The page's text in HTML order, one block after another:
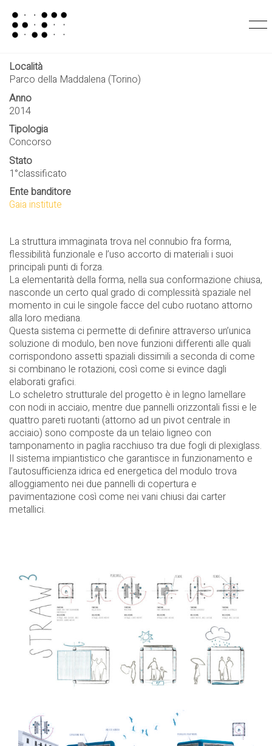
Straw^3
Località
Parco della Maddalena (Torino)
Anno
2014
Tipologia
Concorso
Stato
1°classificato
Ente banditore
Gaia institute
La struttura immaginata trova nel connubio fra forma,
flessibilità funzionale e l’uso accorto di materiali i suoi
principali punti di forza.
La elementarità della forma, nella sua conformazione chiusa,
nasconde un certo qual grado di complessità spaziale nel
momento in cui le singole facce del cubo ruotano attorno
alla loro mediana.
Questa sistema ci permette di definire attraverso un’unica
soluzione di modulo, ben nove funzioni differenti alle quali
corrispondono assetti spaziali dissimili a seconda di come
si combinano le rotazioni, così come si evince dagli
elaborati grafici.
Lo scheletro strutturale del progetto è in legno lamellare
con nodi in acciaio, mentre due pannelli orizzontali fissi e le
quattro pareti ruotanti (attorno ad un pivot centrale in
acciaio) sono composte da un telaio ligneo con
tamponamento in paglia racchiuso tra due fogli di plexiglass.
Il sistema impiantistico che garantisce in funzionamento e
l’autosufficienza idrica ed energetica del modulo trova
alloggiamento nei due pannelli di copertura e
pavimentazione così come nei vani chiusi dai carter
metallici.